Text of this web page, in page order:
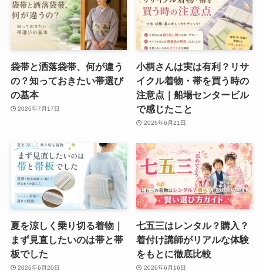
袋帯と洒落袋帯、何が違う
の？知っておきたい帯選び
の基本
2026年7月17日
小柄さんは実は有利？リサ
イクル着物・帯を買う時の
注意点｜船場センタービル
で感じたこと
2026年6月21日
夏を涼しく乗り切る着物｜
まず見直したいのは帯と帯
板でした
2026年6月20日
七五三はレンタル？購入？
着付け講師がリアルな体験
をもとに徹底比較
2026年6月16日